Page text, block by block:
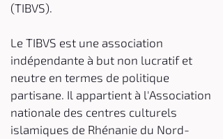
(TIBVS).
Le TIBVS est une association
indépendante à but non lucratif et
neutre en termes de politique
partisane. Il appartient à l'Association
nationale des centres culturels
islamiques de Rhénanie du Nord-